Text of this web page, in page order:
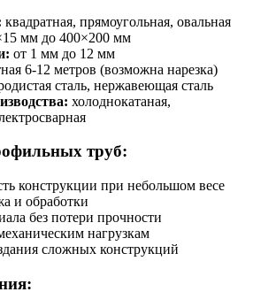
квадратная, прямоугольная, овальная
мм до 400×200 мм
от 1 мм до 12 мм
6-12 метров (возможна нарезка)
сталь, нержавеющая сталь
холоднокатаная,
труб:
конструкции при небольшом весе
и обработки
без потери прочности
нагрузкам
сложных конструкций